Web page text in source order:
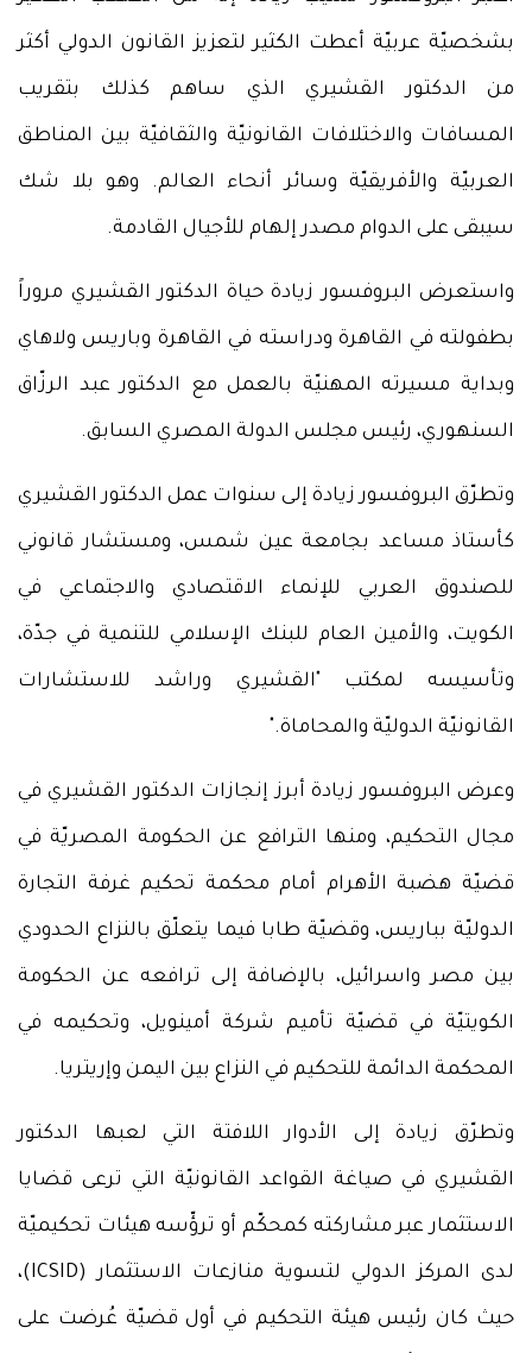
بشخصيّة عربيّة أعطت الكثير لتعزيز القانون الدولي أكثر
من الدكتور القشيري الذي ساهم كذلك بتقريب
المسافات والاختلافات القانونيّة والثقافيّة بين المناطق
العربيّة والأفريقيّة وسائر أنحاء العالم. وهو بلا شك
سيبقى على الدوام مصدر إلهام للأجيال القادمة.
واستعرض البروفسور زيادة حياة الدكتور القشيري مروراً
بطفولته في القاهرة ودراسته في القاهرة وباريس ولاهاي
وبداية مسيرته المهنيّة بالعمل مع الدكتور عبد الرزّاق
السنهوري، رئيس مجلس الدولة المصري السابق.
وتطرّق البروفسور زيادة إلى سنوات عمل الدكتور القشيري
كأستاذ مساعد بجامعة عين شمس، ومستشار قانوني
للصندوق العربي للإنماء الاقتصادي والاجتماعي في
الكويت، والأمين العام للبنك الإسلامي للتنمية في جدّة،
وتأسيسه لمكتب "القشيري وراشد للاستشارات
القانونيّة الدوليّة والمحاماة."
وعرض البروفسور زيادة أبرز إنجازات الدكتور القشيري في
مجال التحكيم، ومنها الترافع عن الحكومة المصريّة في
قضيّة هضبة الأهرام أمام محكمة تحكيم غرفة التجارة
الدوليّة بباريس، وقضيّة طابا فيما يتعلّق بالنزاع الحدودي
بين مصر واسرائيل، بالإضافة إلى ترافعه عن الحكومة
الكويتيّة في قضيّة تأميم شركة أمينويل، وتحكيمه في
المحكمة الدائمة للتحكيم في النزاع بين اليمن وإريتريا.
وتطرّق زيادة إلى الأدوار اللافتة التي لعبها الدكتور
القشيري في صياغة القواعد القانونيّة التي ترعى قضايا
الاستثمار عبر مشاركته كمحكّم أو ترؤّسه هيئات تحكيميّة
لدى المركز الدولي لتسوية منازعات الاستثمار (ICSID)،
حيث كان رئيس هيئة التحكيم في أول قضيّة عُرضت على